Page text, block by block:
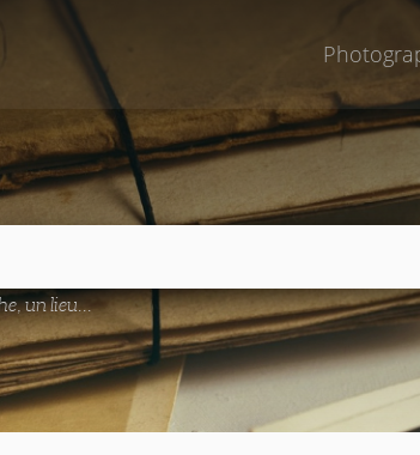
un lieu...